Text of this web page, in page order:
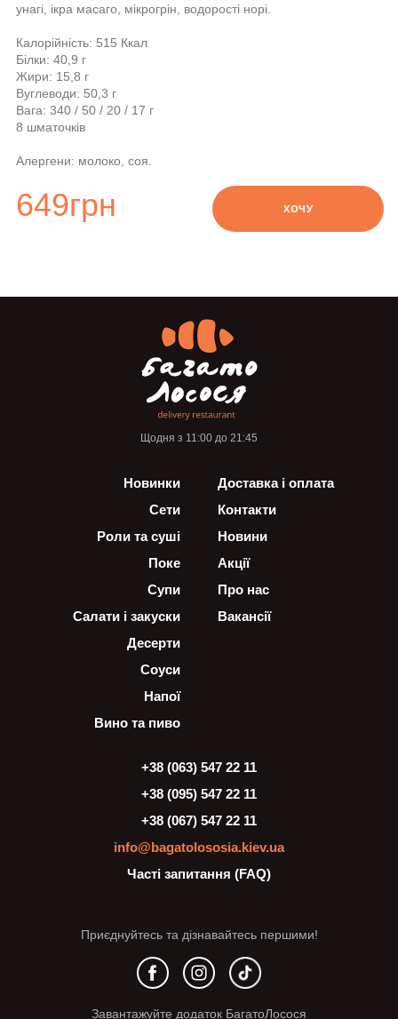
унагі, ікра масаго, мікрогрін, водорості норі.
Калорійність: 515 Ккал
Білки: 40,9 г
Жири: 15,8 г
Вуглеводи: 50,3 г
Вага: 340 / 50 / 20 / 17 г
8 шматочків
Алергени: молоко, соя.
649грн ХОЧУ
Щодня з 11:00 до 21:45
Новинки
Сети
Роли та суші
Поке
Супи
Салати і закуски
Десерти
Соуси
Напої
Вино та пиво
Доставка і оплата
Контакти
Новини
Акції
Про нас
Вакансії
+38 (063) 547 22 11
+38 (095) 547 22 11
+38 (067) 547 22 11
info@bagatolososia.kiev.ua
Часті запитання (FAQ)
Завантажуйте додаток БагатоЛосося
Приєднуйтесь та дізнавайтесь першими!